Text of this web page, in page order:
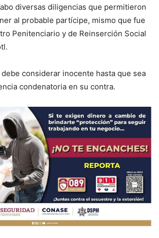
diversas diligencias que permitieron
al probable partícipe, mismo que fue
Penitenciario y de Reinserción Social
considerar inocente hasta que sea
condenatoria en su contra.